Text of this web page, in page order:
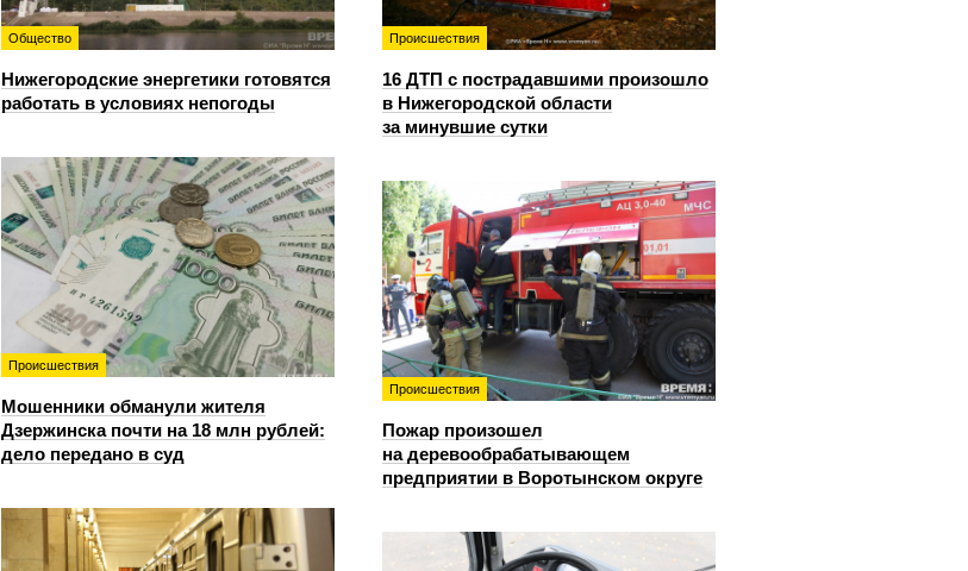
Общество
Нижегородские энергетики готовятся
работать в условиях непогоды
Происшествия
16 ДТП с пострадавшими произошло
в Нижегородской области
за минувшие сутки
Происшествия
Мошенники обманули жителя
Дзержинска почти на 18 млн рублей:
дело передано в суд
Происшествия
Пожар произошел
на деревообрабатывающем
предприятии в Воротынском округе